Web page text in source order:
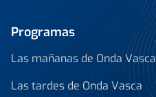
Programas
Las mañanas de Onda Vasca
Las tardes de Onda Vasca